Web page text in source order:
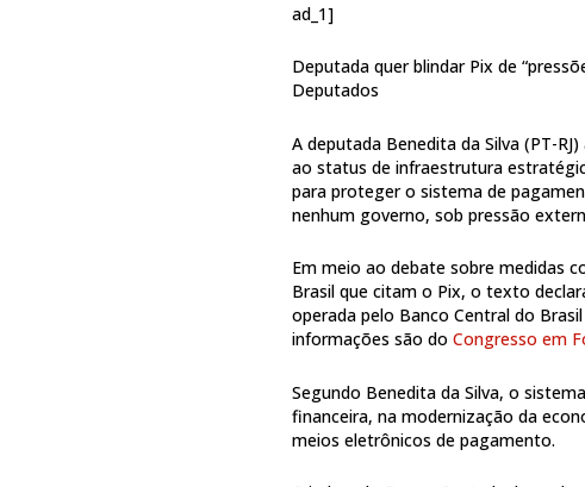
ad_1]
Deputada quer blindar Pix de
Deputados
A deputada Benedita da Silva (PT-
ao status de infraestrutura
para proteger o sistema de
nenhum governo, sob pressão
Em meio ao debate sobre medidas
Brasil que citam o Pix, o texto
operada pelo Banco Central do
informações são doCongresso em
Segundo Benedita da Silva, o
financeira, na modernização da
meios eletrônicos de pagamento.